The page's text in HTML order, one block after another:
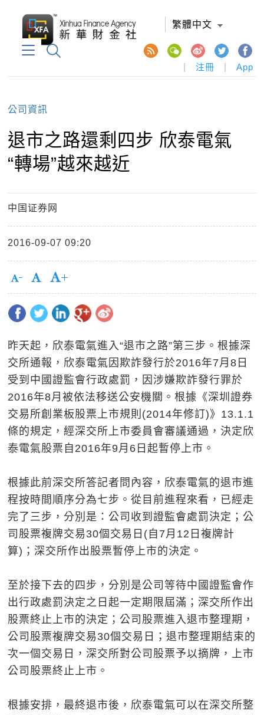
繁體中文
注冊 App
公司資訊
退市之路還剩四步 欣泰電氣
“轉場”越來越近
中国证券网
2016-09-07 09:20
昨天起，欣泰電氣進入“退市之路”第三步。根據深
交所通報，欣泰電氣因欺詐發行於2016年7月8日
受到中國證監會行政處罰，因涉嫌欺詐發行罪於
2016年8月被依法移送公安機關。根據《深圳證券
交易所創業板股票上市規則(2014年修訂)》13.1.1
條的規定，經深交所上市委員會審議通過，決定欣
泰電氣股票自2016年9月6日起暫停上市。
根據此前深交所答記者問內容，欣泰電氣的退市進
程按時間順序分為七步。從目前進程來看，已經走
完了三步，分別是：公司收到證監會處罰決定；公
司股票複牌交易30個交易日(自7月12日複牌計
算)；深交所作出股票暫停上市的決定。
至於接下去的四步，分別是公司等待中國證監會作
出行政處罰決定之日起一定期限屆滿；深交所作出
股票終止上市的決定；公司股票進入退市整理期，
公司股票複牌交易30個交易日；退市整理期結束的
次一個交易日，深交所對公司股票予以摘牌，上市
公司股票終止上市。
根據安排，最終退市後，欣泰電氣可以在深交所整